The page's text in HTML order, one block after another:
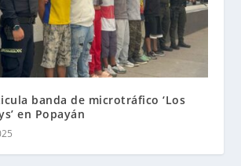
banda de microtráfico ‘Los
en Popayán